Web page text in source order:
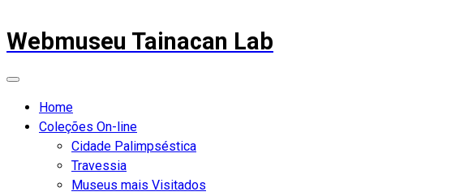
Webmuseu Tainacan Lab
Home
Coleções On-line
Cidade Palimpséstica
Travessia
Museus mais Visitados